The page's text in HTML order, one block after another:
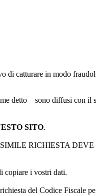
di catturare in modo
detto – sono diffusi con
SITO.
RICHIESTA DEVE
copiare i vostri dati.
del Codice Fiscale